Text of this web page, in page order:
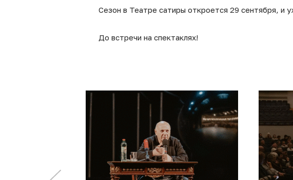
Сезон в Театре сатиры откроется 29 сентября, и
До встречи на спектаклях!